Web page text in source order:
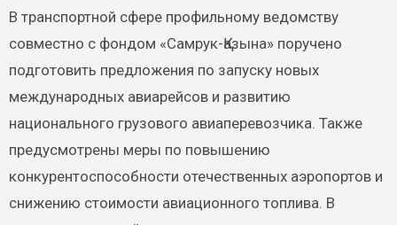
В транспортной сфере профильному ведомству
совместно с фондом «Самрук-Қазына» поручено
подготовить предложения по запуску новых
международных авиарейсов и развитию
национального грузового авиаперевозчика. Также
предусмотрены меры по повышению
конкурентоспособности отечественных аэропортов и
снижению стоимости авиационного топлива. В